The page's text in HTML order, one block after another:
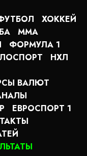
ХОККЕЙ
MMA
ФОРМУЛА 1
НХЛ
ВАЛЮТ
ЕВРОСПОРТ 1